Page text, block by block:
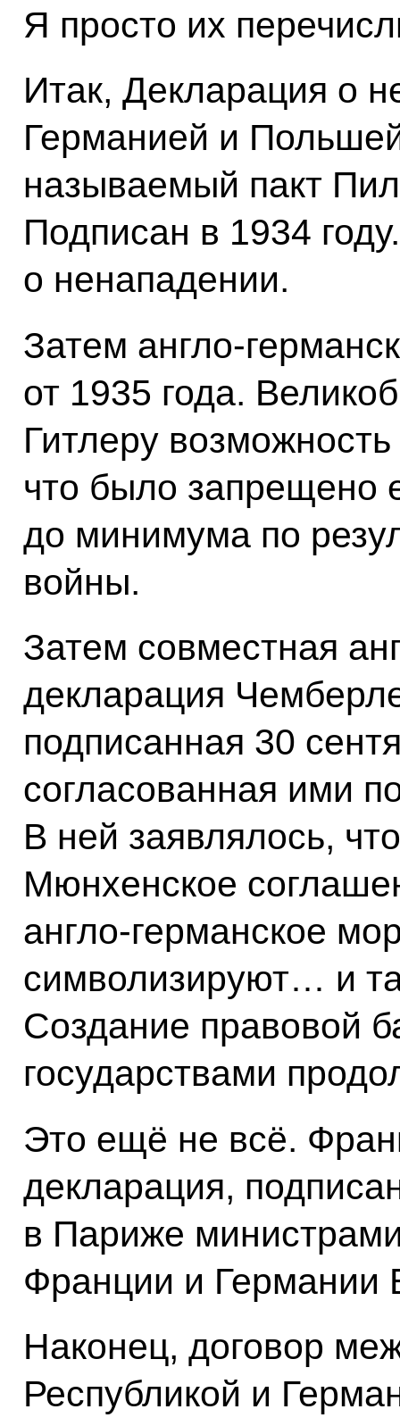
Я просто их
Итак, Декларация о
Германией и
называемый пакт
Подписан в 1934
о ненападении.
Затем
от 1935 года.
Гитлеру
что было запрещено
до минимума по
войны.
Затем совместная
декларация
подписанная 30
согласованная ими
В ней заявлялось,
Мюнхенское
англо‑германское
символизируют… и
Создание правовой
государствами
Это ещё не всё.
декларация,
в Париже
Франции и Германии
Наконец, договор
Республикой и